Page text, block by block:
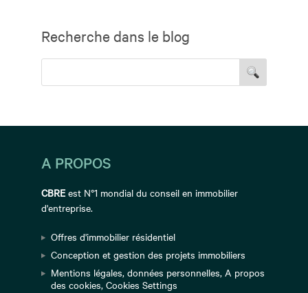
Recherche dans le blog
A PROPOS
CBREest N°1 mondial du conseil en immobilier
d'entreprise.
Offres d'immobilier résidentiel
Conception et gestion des projets immobiliers
Mentions légales, données personnelles, A propos
des cookies, Cookies Settings